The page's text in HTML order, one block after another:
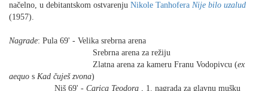
načelno, u debitantskom ostvarenju Nikole Tanhofera Nije bilo uzalud
(1957).
Nagrade: Pula 69' - Velika srebrna arena
Srebrna arena za režiju
Zlatna arena za kameru Franu Vodopivcu (ex
aequo s Kad čuješ zvona)
Niš 69' - Carica Teodora , 1. nagrada za glavnu mušku